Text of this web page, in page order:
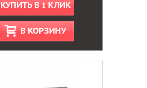
КУПИТЬ В 1 КЛИК
В КОРЗИНУ